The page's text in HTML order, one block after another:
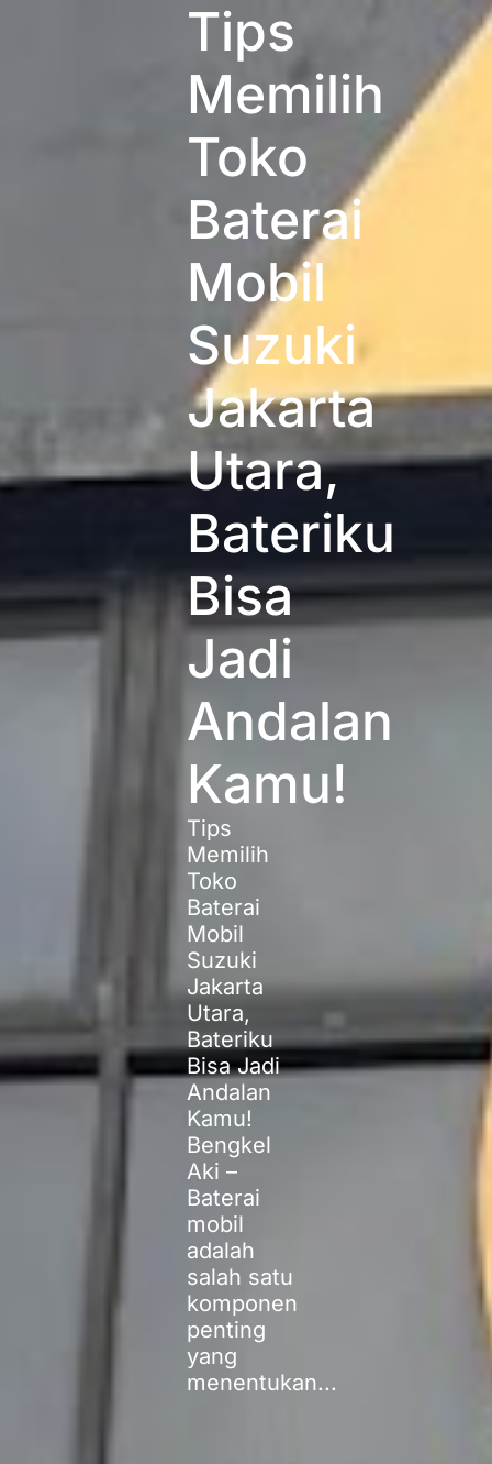
Tips
Memilih
Toko
Baterai
Mobil
Suzuki
Jakarta
Utara,
Bateriku
Bisa
Jadi
Andalan
Kamu!
Tips
Memilih
Toko
Baterai
Mobil
Suzuki
Jakarta
Utara,
Bateriku
Bisa Jadi
Andalan
Kamu!
Bengkel
Aki –
Baterai
mobil
adalah
salah satu
komponen
penting
yang
menentukan...